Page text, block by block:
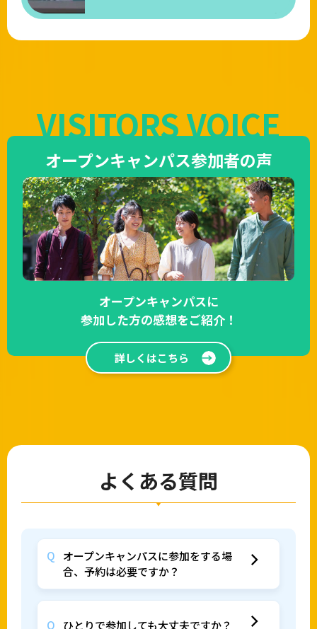
VISITORS VOICE
オープンキャンパス参加者の声
オープンキャンパスに
参加した方の感想をご紹介！
詳しくはこちら
よくある質問
オープンキャンパスに参加をする場
合、予約は必要ですか？
ひとりで参加しても大丈夫ですか？